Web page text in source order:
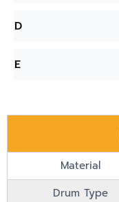
D
E
Material
Drum Type